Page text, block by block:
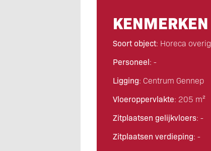
KENMERKEN
Soort object: Horeca overig
Personeel: -
Ligging: Centrum Gennep
Vloeroppervlakte: 205 m²
Zitplaatsen gelijkvloers: -
Zitplaatsen verdieping: -